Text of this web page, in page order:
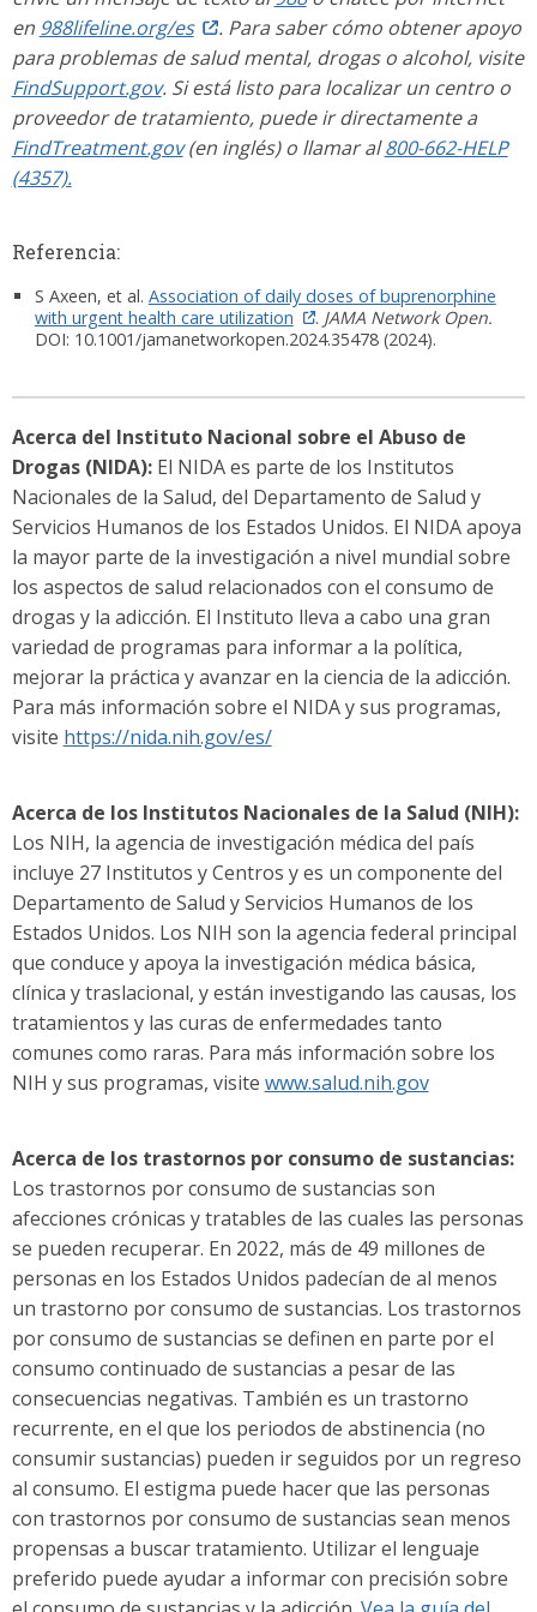
en 988lifeline.org/es
. Para saber cómo obtener apoyo
para problemas de salud mental, drogas o alcohol, visite
FindSupport.gov. Si está listo para localizar un centro o
proveedor de tratamiento, puede ir directamente a
FindTreatment.gov(en inglés) o llamar al800-662-HELP
(4357).
Referencia:
S Axeen, et al. Association of daily doses of buprenorphine
with urgent health care utilization
. JAMA Network Open.
DOI: 10.1001/jamanetworkopen.2024.35478 (2024).
Acerca del Instituto Nacional sobre el Abuso de
Drogas (NIDA): El NIDA es parte de los Institutos
Nacionales de la Salud, del Departamento de Salud y
Servicios Humanos de los Estados Unidos. El NIDA apoya
la mayor parte de la investigación a nivel mundial sobre
los aspectos de salud relacionados con el consumo de
drogas y la adicción. El Instituto lleva a cabo una gran
variedad de programas para informar a la política,
mejorar la práctica y avanzar en la ciencia de la adicción.
Para más información sobre el NIDA y sus programas,
visite https://nida.nih.gov/es/
Acerca de los Institutos Nacionales de la Salud (NIH):
Los NIH, la agencia de investigación médica del país
incluye 27 Institutos y Centros y es un componente del
Departamento de Salud y Servicios Humanos de los
Estados Unidos. Los NIH son la agencia federal principal
que conduce y apoya la investigación médica básica,
clínica y traslacional, y están investigando las causas, los
tratamientos y las curas de enfermedades tanto
comunes como raras. Para más información sobre los
NIH y sus programas, visite www.salud.nih.gov
Acerca de los trastornos por consumo de sustancias:
Los trastornos por consumo de sustancias son
afecciones crónicas y tratables de las cuales las personas
se pueden recuperar. En 2022, más de 49 millones de
personas en los Estados Unidos padecían de al menos
un trastorno por consumo de sustancias. Los trastornos
por consumo de sustancias se definen en parte por el
consumo continuado de sustancias a pesar de las
consecuencias negativas. También es un trastorno
recurrente, en el que los periodos de abstinencia (no
consumir sustancias) pueden ir seguidos por un regreso
al consumo. El estigma puede hacer que las personas
con trastornos por consumo de sustancias sean menos
propensas a buscar tratamiento. Utilizar el lenguaje
preferido puede ayudar a informar con precisión sobre